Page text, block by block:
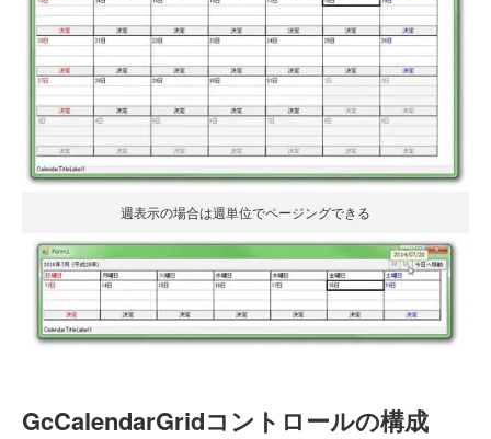
週表示の場合は週単位でページングできる
GcCalendarGridコントロールの構成